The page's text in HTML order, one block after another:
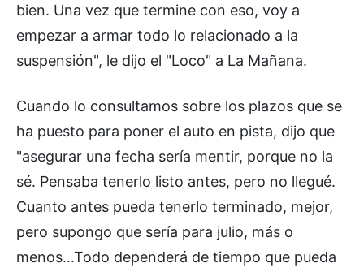
bien. Una vez que termine con eso, voy a
empezar a armar todo lo relacionado a la
suspensión", le dijo el "Loco" a La Mañana.
Cuando lo consultamos sobre los plazos que se
ha puesto para poner el auto en pista, dijo que
"asegurar una fecha sería mentir, porque no la
sé. Pensaba tenerlo listo antes, pero no llegué.
Cuanto antes pueda tenerlo terminado, mejor,
pero supongo que sería para julio, más o
menos...Todo dependerá de tiempo que pueda